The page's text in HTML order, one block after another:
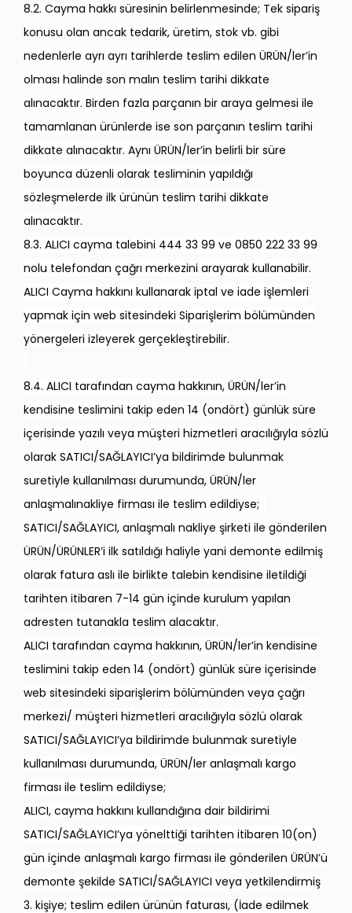
8.2. Cayma hakkı süresinin belirlenmesinde; Tek sipariş
konusu olan ancak tedarik, üretim, stok vb. gibi
nedenlerle ayrı ayrı tarihlerde teslim edilen ÜRÜN/ler’in
olması halinde son malın teslim tarihi dikkate
alınacaktır. Birden fazla parçanın bir araya gelmesi ile
tamamlanan ürünlerde ise son parçanın teslim tarihi
dikkate alınacaktır. Aynı ÜRÜN/ler’in belirli bir süre
boyunca düzenli olarak tesliminin yapıldığı
sözleşmelerde ilk ürünün teslim tarihi dikkate
alınacaktır.
8.3. ALICI cayma talebini 444 33 99 ve 0850 222 33 99
nolu telefondan çağrı merkezini arayarak kullanabilir.
ALICI Cayma hakkını kullanarak iptal ve iade işlemleri
yapmak için web sitesindeki Siparişlerim bölümünden
yönergeleri izleyerek gerçekleştirebilir.
8.4. ALICI tarafından cayma hakkının, ÜRÜN/ler’in
kendisine teslimini takip eden 14 (ondört) günlük süre
içerisinde yazılı veya müşteri hizmetleri aracılığıyla sözlü
olarak SATICI/SAĞLAYICI’ya bildirimde bulunmak
suretiyle kullanılması durumunda, ÜRÜN/ler
anlaşmalınakliye firması ile teslim edildiyse;
SATICI/SAĞLAYICI, anlaşmalı nakliye şirketi ile gönderilen
ÜRÜN/ÜRÜNLER’i ilk satıldığı haliyle yani demonte edilmiş
olarak fatura aslı ile birlikte talebin kendisine iletildiği
tarihten itibaren 7-14 gün içinde kurulum yapılan
adresten tutanakla teslim alacaktır.
ALICI tarafından cayma hakkının, ÜRÜN/ler’in kendisine
teslimini takip eden 14 (ondört) günlük süre içerisinde
web sitesindeki siparişlerim bölümünden veya çağrı
merkezi/ müşteri hizmetleri aracılığıyla sözlü olarak
SATICI/SAĞLAYICI’ya bildirimde bulunmak suretiyle
kullanılması durumunda, ÜRÜN/ler anlaşmalı kargo
firması ile teslim edildiyse;
ALICI, cayma hakkını kullandığına dair bildirimi
SATICI/SAĞLAYICI’ya yönelttiği tarihten itibaren 10(on)
gün içinde anlaşmalı kargo firması ile gönderilen ÜRÜN’ü
demonte şekilde SATICI/SAĞLAYICI veya yetkilendirmiş
3. kişiye; teslim edilen ürünün faturası, (İade edilmek